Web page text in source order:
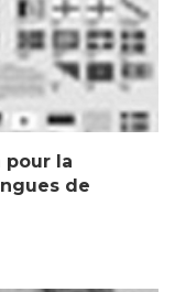
pour la
de